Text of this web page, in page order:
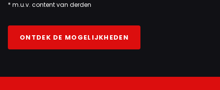
* m.u.v. content van derden
ONTDEK DE MOGELIJKHEDEN